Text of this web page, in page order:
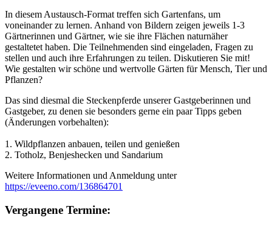
In diesem Austausch-Format treffen sich Gartenfans, um
voneinander zu lernen. Anhand von Bildern zeigen jeweils 1-3
Gärtnerinnen und Gärtner, wie sie ihre Flächen naturnäher
gestaltetet haben. Die Teilnehmenden sind eingeladen, Fragen zu
stellen und auch ihre Erfahrungen zu teilen. Diskutieren Sie mit!
Wie gestalten wir schöne und wertvolle Gärten für Mensch, Tier und
Pflanzen?
Das sind diesmal die Steckenpferde unserer Gastgeberinnen und
Gastgeber, zu denen sie besonders gerne ein paar Tipps geben
(Änderungen vorbehalten):
1. Wildpflanzen anbauen, teilen und genießen
2. Totholz, Benjeshecken und Sandarium
Weitere Informationen und Anmeldung unter
https://eveeno.com/136864701
Vergangene Termine: